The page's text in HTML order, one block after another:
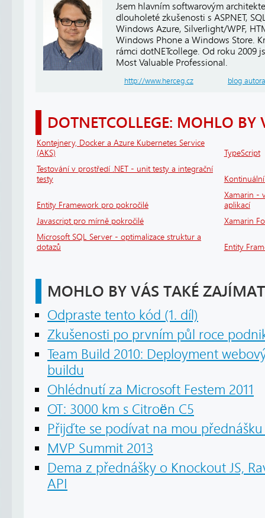
Jsem hlavním softwarovým
dlouholeté zkušenosti s ASP.NET,
Windows Azure, Silverlight/WPF,
Windows Phone a Windows Store.
rámci dotNETcollege. Od roku 2009
Most Valuable Professional.
http://www.herceg.cz blog autora
DOTNETCOLLEGE: MOHLO BY
Kontejnery, Docker a Azure Kubernetes Service
(AKS)
TypeScript
Testování v prostředí .NET - unit testy a integrační
testy
Entity Framework pro pokročilé
Xamarin -
aplikací
Javascript pro mírně pokročilé
Xamarin
Microsoft SQL Server - optimalizace struktur a
dotazů
Entity
MOHLO BY VÁS TAKÉ ZAJÍMAT
Odpraste tento kód (1. díl)
Zkušenosti po prvním půl roce
Team Build 2010: Deployment
buildu
Ohlédnutí za Microsoft Festem 2011
OT: 3000 km s Citroën C5
Přijďte se podívat na mou
MVP Summit 2013
Dema z přednášky o Knockout JS,
API